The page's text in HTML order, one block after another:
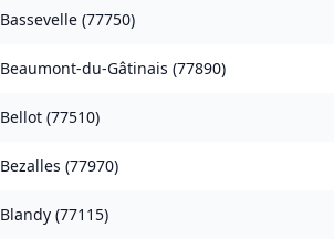
Bassevelle (77750)
Beaumont-du-Gâtinais (77890)
Bellot (77510)
Bezalles (77970)
Blandy (77115)